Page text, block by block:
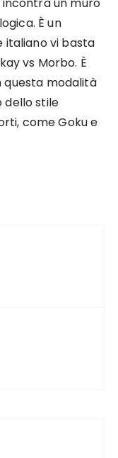
un muro
È un
italiano vi basta
vs Morbo. È
questa modalità
dello stile
come Goku e